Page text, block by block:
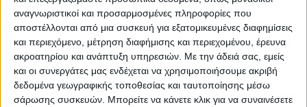
αναγνωριστικοί και προσαρμοσμένες πληροφορίες που
αποστέλλονται από μια συσκευή για εξατομικευμένες διαφημίσεις
και περιεχόμενο, μέτρηση διαφήμισης και περιεχομένου, έρευνα
ακροατηρίου και ανάπτυξη υπηρεσιών. Με την άδειά σας, εμείς
και οι συνεργάτες μας ενδέχεται να χρησιμοποιήσουμε ακριβή
δεδομένα γεωγραφικής τοποθεσίας και ταυτοποίησης μέσω
σάρωσης συσκευών. Μπορείτε να κάνετε κλικ για να συναινέσετε
Συρτάκι στη Μύκονο: Το “Artisti Prozymi” προσκάλεσε τους…
«Ανεμομύλους» (Video)
Life Style Εξώφυλλο 30/07/2025